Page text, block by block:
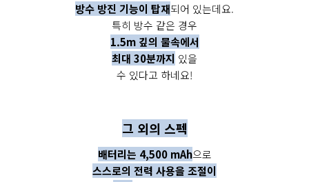
방수 방진 기능이 탑재되어 있는데요.
특히 방수 같은 경우
1.5m 깊의 물속에서
최대 30분까지 있을
수 있다고 하네요!
그 외의 스펙
배터리는 4,500 mAh으로
스스로의 전력 사용을 조절이